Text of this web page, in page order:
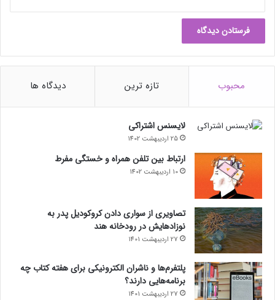
د
محبوب تازه ترین دیدگاه ها
لایسنس اشتراکی
25 اردیبهشت 1402
ارتباط بین تلفن همراه و خستگی مفرط
10 اردیبهشت 1402
تصاویری از سواری دادن کروکودیل پدر به
نوزادهایش در رودخانه هند
27 اردیبهشت 1401
پلتفرم‌ها و ناشران الکترونیکی برای هفته کتاب چه
برنامه‌هایی دارند؟
27 اردیبهشت 1401